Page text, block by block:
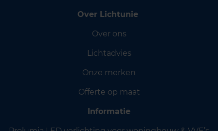
Over Lichtunie
Over ons
Lichtadvies
Onze merken
Offerte op maat
Informatie